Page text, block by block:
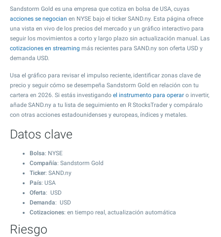
Sandstorm Gold es una empresa que cotiza en bolsa de USA, cuyas
acciones se negocian en NYSE bajo el ticker SAND.ny. Esta página ofrece
una vista en vivo de los precios del mercado y un gráfico interactivo para
seguir los movimientos a corto y largo plazo sin actualización manual. Las
cotizaciones en streaming más recientes para SAND.ny son oferta USD y
demanda USD.
Usa el gráfico para revisar el impulso reciente, identificar zonas clave de
precio y seguir cómo se desempeña Sandstorm Gold en relación con tu
cartera en 2026. Si estás investigando el instrumento para operar o invertir,
añade SAND.ny a tu lista de seguimiento en R StocksTrader y compáralo
con otras acciones estadounidenses y europeas, índices y metales.
Datos clave
Bolsa: NYSE
Compañía: Sandstorm Gold
Ticker: SAND.ny
País: USA
Oferta: USD
Demanda: USD
Cotizaciones: en tiempo real, actualización automática
Riesgo